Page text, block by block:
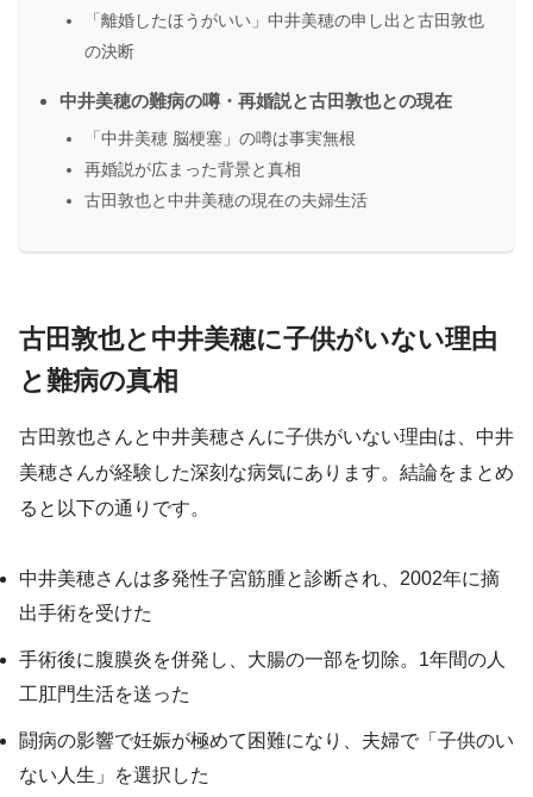
「離婚したほうがいい」中井美穂の申し出と古田敦也
の決断
中井美穂の難病の噂・再婚説と古田敦也との現在
「中井美穂 脳梗塞」の噂は事実無根
再婚説が広まった背景と真相
古田敦也と中井美穂の現在の夫婦生活
古田敦也と中井美穂に子供がいない理由
と難病の真相
古田敦也さんと中井美穂さんに子供がいない理由は、中井
美穂さんが経験した深刻な病気にあります。結論をまとめ
ると以下の通りです。
中井美穂さんは多発性子宮筋腫と診断され、2002年に摘
出手術を受けた
手術後に腹膜炎を併発し、大腸の一部を切除。1年間の人
工肛門生活を送った
闘病の影響で妊娠が極めて困難になり、夫婦で「子供のい
ない人生」を選択した